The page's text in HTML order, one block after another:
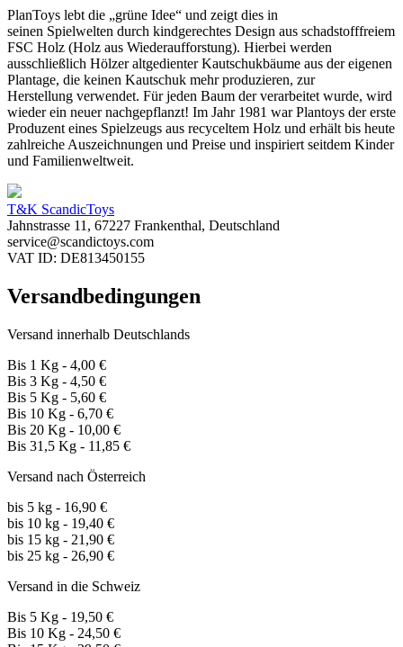
PlanToys lebt die „grüne Idee“ und zeigt dies in
seinen Spielwelten durch kindgerechtes Design aus schadstofffreiem
FSC Holz (Holz aus Wiederaufforstung). Hierbei werden
ausschließlich Hölzer altgedienter Kautschukbäume aus der eigenen
Plantage, die keinen Kautschuk mehr produzieren, zur
Herstellung verwendet. Für jeden Baum der verarbeitet wurde, wird
wieder ein neuer nachgepflanzt! Im Jahr 1981 war Plantoys der erste
Produzent eines Spielzeugs aus recyceltem Holz und erhält bis heute
zahlreiche Auszeichnungen und Preise und inspiriert seitdem Kinder
und Familienweltweit.
T&K ScandicToys
Jahnstrasse 11, 67227 Frankenthal, Deutschland
service@scandictoys.com
VAT ID: DE813450155
Versandbedingungen
Versand innerhalb Deutschlands
Bis 1 Kg - 4,00 €
Bis 3 Kg - 4,50 €
Bis 5 Kg - 5,60 €
Bis 10 Kg - 6,70 €
Bis 20 Kg - 10,00 €
Bis 31,5 Kg - 11,85 €
Versand nach Österreich
bis 5 kg - 16,90 €
bis 10 kg - 19,40 €
bis 15 kg - 21,90 €
bis 25 kg - 26,90 €
Versand in die Schweiz
Bis 5 Kg - 19,50 €
Bis 10 Kg - 24,50 €